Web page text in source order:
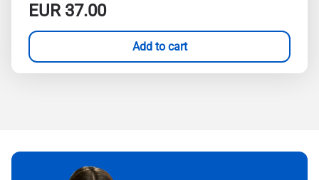
EUR37.00
Add to cart